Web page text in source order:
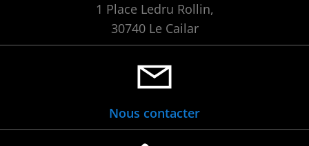
1 Place Ledru Rollin,
30740 Le Cailar
Nous contacter